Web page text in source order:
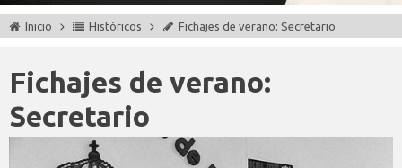
Inicio Históricos Fichajes de verano: Secretario
Fichajes de verano:
Secretario